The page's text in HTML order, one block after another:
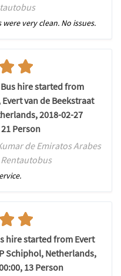
very clean. No issues.
hire started from
van de Beekstraat
2018-02-27
Person
de Emiratos Arabes
hire started from Evert
Schiphol, Netherlands,
13 Person